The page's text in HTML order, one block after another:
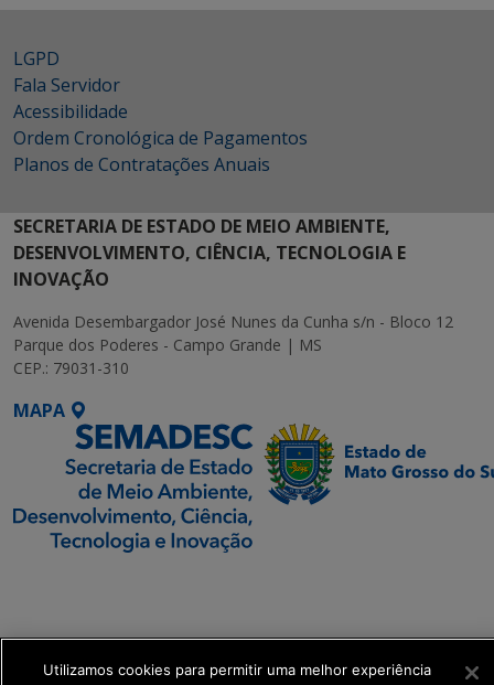
LGPD
Fala Servidor
Acessibilidade
Ordem Cronológica de Pagamentos
Planos de Contratações Anuais
SECRETARIA DE ESTADO DE MEIO AMBIENTE,
DESENVOLVIMENTO, CIÊNCIA, TECNOLOGIA E
INOVAÇÃO
Avenida Desembargador José Nunes da Cunha s/n - Bloco 12
Parque dos Poderes - Campo Grande | MS
CEP.: 79031-310
MAPA
Transformação Digital
Utilizamos cookies para permitir uma melhor experiência